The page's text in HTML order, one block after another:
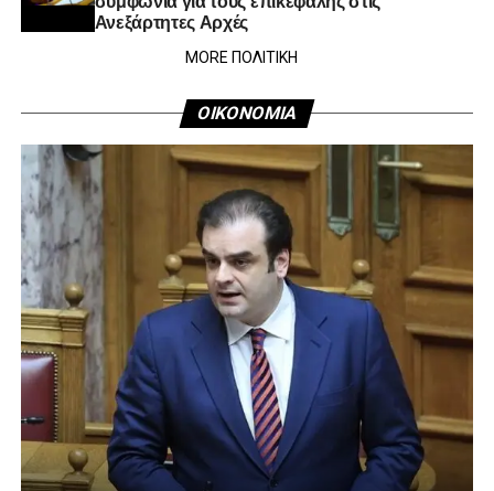
Ανεξάρτητες Αρχές
MORE ΠΟΛΙΤΙΚΗ
ΟΙΚΟΝΟΜΙΑ